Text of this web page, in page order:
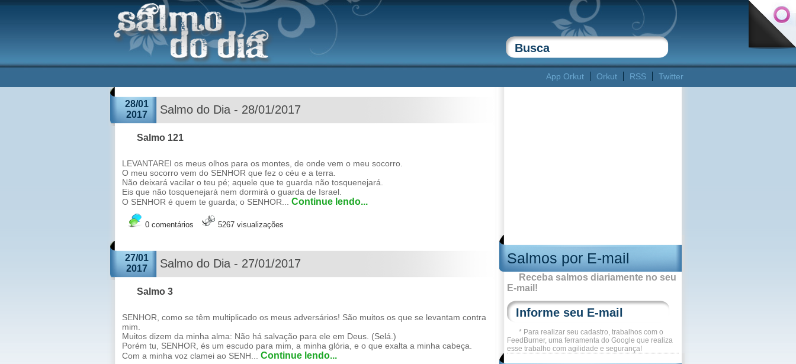
App Orkut Orkut RSS Twitter
Salmos por E-mail
Receba salmos diariamente no seu
E-mail!
* Para realizar seu cadastro, trabalhos com o
FeedBurner, uma ferramenta do Google que realiza
esse trabalho com agilidade e segurança!
28/01
2017
Salmo do Dia - 28/01/2017
Salmo 121
LEVANTAREI os meus olhos para os montes, de onde vem o meu socorro.
O meu socorro vem do SENHOR que fez o céu e a terra.
Não deixará vacilar o teu pé; aquele que te guarda não tosquenejará.
Eis que não tosquenejará nem dormirá o guarda de Israel.
O SENHOR é quem te guarda; o SENHOR... Continue lendo...
0 comentários 5267 visualizações
27/01
2017
Salmo do Dia - 27/01/2017
Salmo 3
SENHOR, como se têm multiplicado os meus adversários! São muitos os que se levantam contra
mim.
Muitos dizem da minha alma: Não há salvação para ele em Deus. (Selá.)
Porém tu, SENHOR, és um escudo para mim, a minha glória, e o que exalta a minha cabeça.
Com a minha voz clamei ao SENH... Continue lendo...